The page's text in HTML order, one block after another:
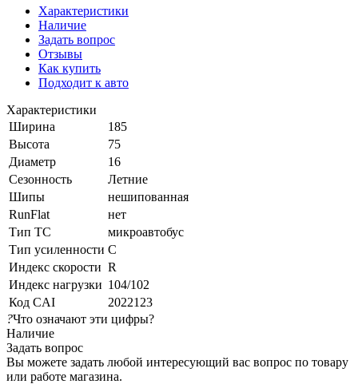
Характеристики
Наличие
Задать вопрос
Отзывы
Как купить
Подходит к авто
Характеристики
Ширина
185
Высота
75
Диаметр
16
Сезонность
Летние
Шипы
нешипованная
RunFlat
нет
Тип ТС
микроавтобус
Тип усиленности C
Индекс скорости R
Индекс нагрузки 104/102
Код CAI
2022123
?Что означают эти цифры?
Наличие
Задать вопрос
Вы можете задать любой интересующий вас вопрос по товару
или работе магазина.